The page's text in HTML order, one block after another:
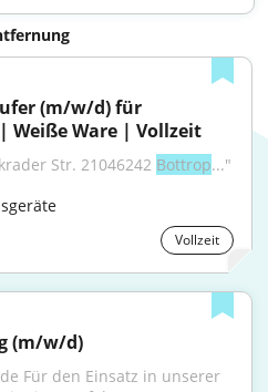
(m/w/d) für
Weiße Ware | Vollzeit
Str. 21046242 Bottrop..."
Vollzeit
(m/w/d)
Für den Einsatz in unserer